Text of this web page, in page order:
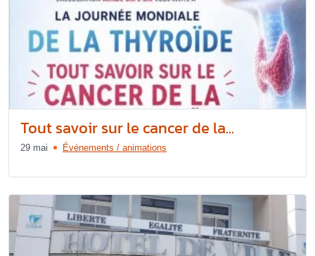
Tout savoir sur le cancer de la...
29 mai Événements / animations